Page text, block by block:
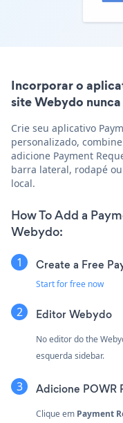
Incorporar o
site Webydo
Crie seu aplicativo
personalizado,
adicione Payment
barra lateral, rodapé
local.
How To Add a
Webydo:
Create a Free
Start for free now
Editor Webydo
No editor do the
esquerda sidebar.
Adicione POWR
Clique em Payment